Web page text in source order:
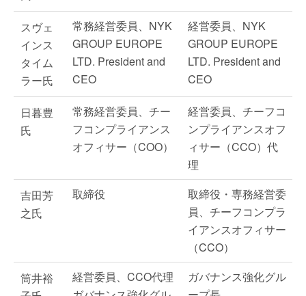
スヴェ
インス
タイム
ラー氏
常務経営委員、NYK
GROUP EUROPE
LTD. President and
CEO
経営委員、NYK
GROUP EUROPE
LTD. President and
CEO
日暮豊
氏
常務経営委員、チー
フコンプライアンス
オフィサー（COO）
経営委員、チーフコ
ンプライアンスオフ
ィサー（CCO）代
理
吉田芳
之氏
取締役
取締役・専務経営委
員、チーフコンプラ
イアンスオフィサー
（CCO）
筒井裕
経営委員、CCO代理
ガバナンス強化グル